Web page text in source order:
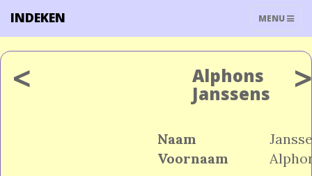
TOGGLE
MENU
INDEKEN
< Alphons
Janssens
Naam
Voornaam
>